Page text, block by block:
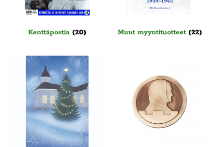
Muut myyntituotteet (22)
Kenttäpostia(20)